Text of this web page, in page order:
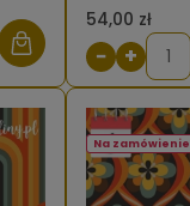
54,00 zł
− +
Na zamówienie